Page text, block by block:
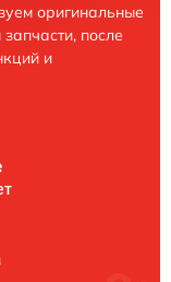
оригинальные
после
и